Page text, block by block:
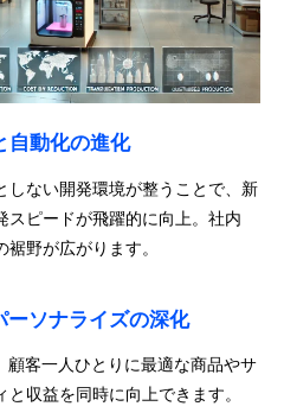
自動化の進化
しない開発環境が整うことで、新
スピードが飛躍的に向上。社内
裾野が広がります。
ーソナライズの深化
顧客一人ひとりに最適な商品やサ
収益を同時に向上できます。